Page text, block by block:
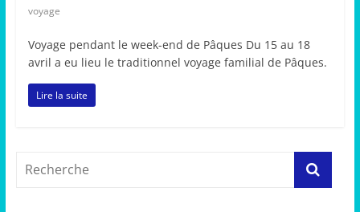
voyage
Voyage pendant le week-end de Pâques Du 15 au 18
avril a eu lieu le traditionnel voyage familial de Pâques.
Lire la suite